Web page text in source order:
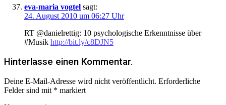
eva-maria vogtel sagt:
24. August 2010 um 06:27 Uhr
RT @danielrettig: 10 psychologische Erkenntnisse über
#Musik http://bit.ly/c8DJN5
Hinterlasse einen Kommentar.
Deine E-Mail-Adresse wird nicht veröffentlicht. Erforderliche
Felder sind mit * markiert